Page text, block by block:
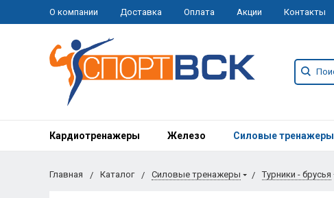
О компании Доставка Оплата Акции Контакты
Кардиотренажеры Железо Силовые тренажеры
Главная Каталог Силовые тренажеры Турники - брусья